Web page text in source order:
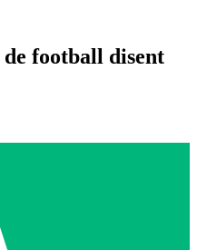
de football disent